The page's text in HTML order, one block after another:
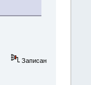
Записан